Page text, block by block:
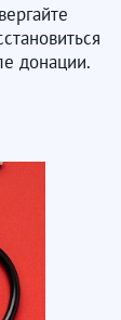
донации.